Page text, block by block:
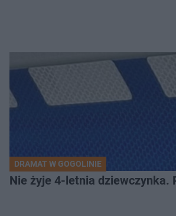
DRAMAT W GOGOLINIE
Nie żyje 4-letnia dziewczynka.